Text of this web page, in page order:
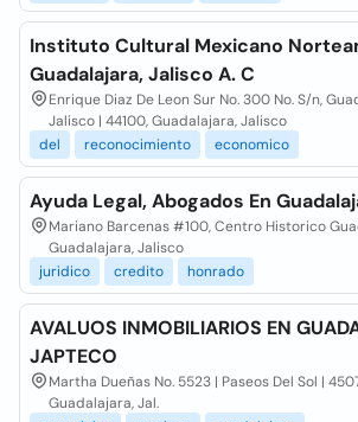
Instituto Cultural Mexicano
Guadalajara, Jalisco A. C
Enrique Diaz De Leon Sur No. 300 No. S/n,
Jalisco | 44100, Guadalajara, Jalisco
del
reconocimiento economico
Ayuda Legal, Abogados En
Mariano Barcenas #100, Centro Historico
Guadalajara, Jalisco
juridico
credito honrado
AVALUOS INMOBILIARIOS EN
JAPTECO
Martha Dueñas No. 5523 | Paseos Del Sol |
Guadalajara, Jal.